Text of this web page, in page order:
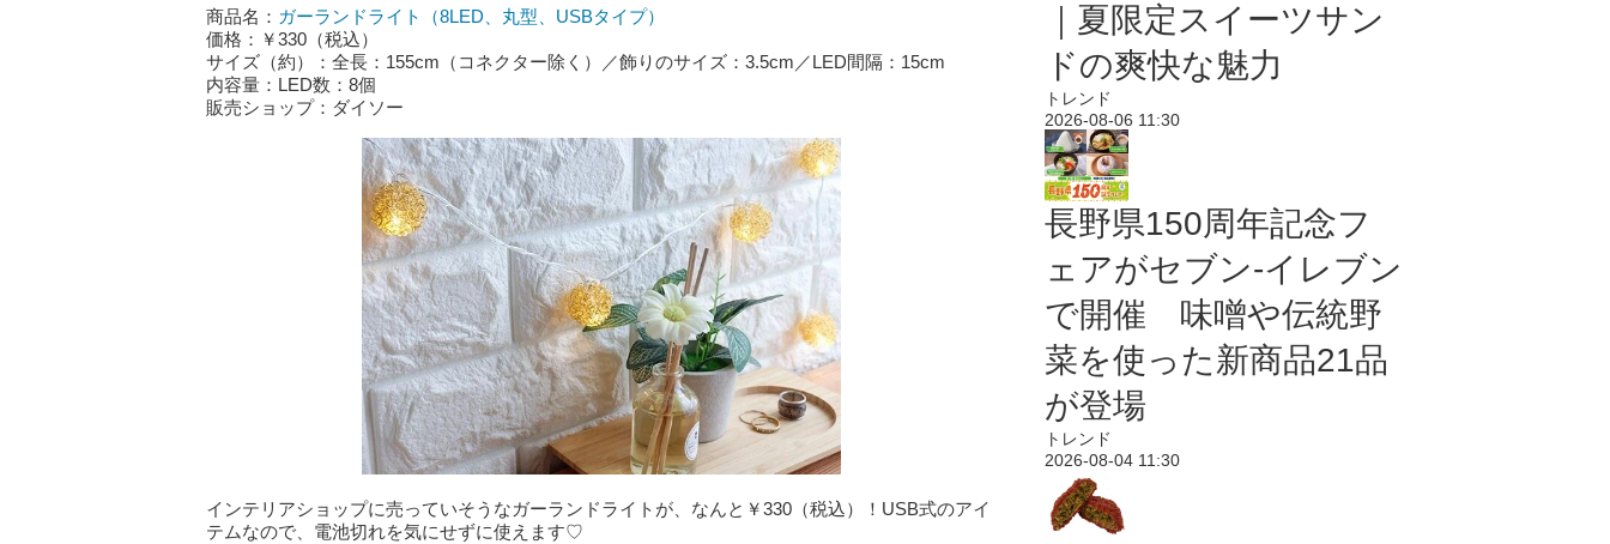
商品名： ガーランドライト（8LED、丸型、USBタイプ）
価格：￥330（税込）
サイズ（約）：全長：155cm（コネクター除く）／飾りのサイズ：3.5cm／LED間隔：15cm
内容量：LED数：8個
販売ショップ：ダイソー
インテリアショップに売っていそうなガーランドライトが、なんと￥330（税込）！USB式のアイ
テムなので、電池切れを気にせずに使えます♡
｜夏限定スイーツサン
ドの爽快な魅力
トレンド
2026-08-06 11:30
長野県150周年記念フ
ェアがセブン-イレブン
で開催 味噌や伝統野
菜を使った新商品21品
が登場
トレンド
2026-08-04 11:30